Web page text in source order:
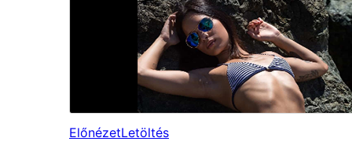
ElőnézetLetöltés